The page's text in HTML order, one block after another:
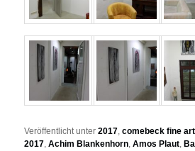
Veröffentlicht unter 2017,comebeck fine art
2017,Achim Blankenhorn,Amos Plaut,